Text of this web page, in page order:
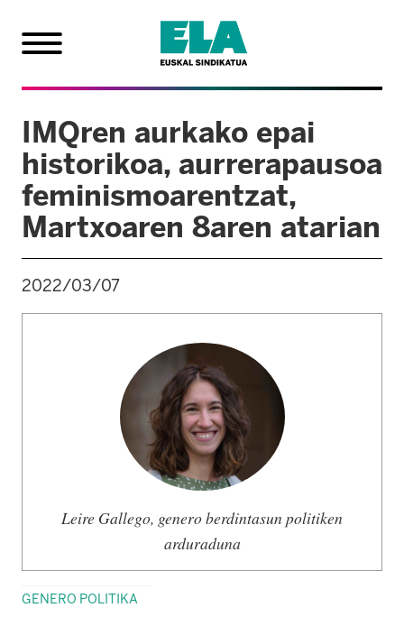
IMQren aurkako epai
historikoa, aurrerapausoa
feminismoarentzat,
Martxoaren 8aren atarian
2022/03/07
Leire Gallego, genero berdintasun politiken
arduraduna
GENERO POLITIKA